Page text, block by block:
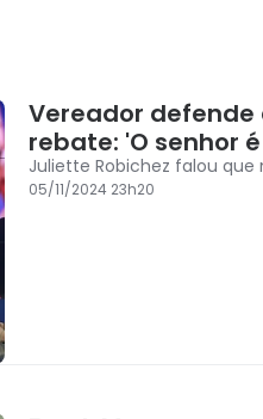
Vereador
rebate: 'O senhor
Juliette Robichez falou
05/11/2024 23h20